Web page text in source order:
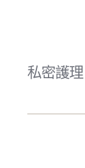
私密護理